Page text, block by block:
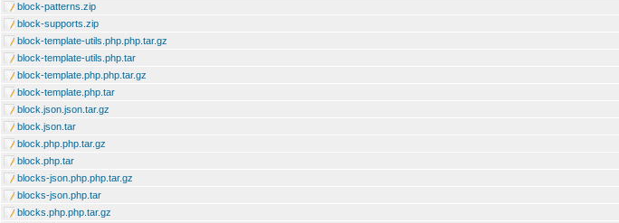
block-patterns.zip
block-supports.zip
block-template-utils.php.php.tar.gz
block-template-utils.php.tar
block-template.php.php.tar.gz
block-template.php.tar
block.json.json.tar.gz
block.json.tar
block.php.php.tar.gz
block.php.tar
blocks-json.php.php.tar.gz
blocks-json.php.tar
blocks.php.php.tar.gz